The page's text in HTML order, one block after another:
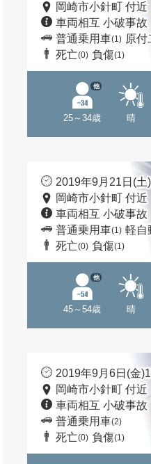
岡崎市小針町 付近
車両相互 小破事故
普通乗用車(1) 原付
死亡(0) 負傷(1)
25～34歳
他
晴
2019年9月21日(土
岡崎市小針町 付近
車両相互 小破事故
普通乗用車(1) 軽自
死亡(0) 負傷(1)
45～54歳
他
晴
2019年9月6日(金
岡崎市小針町 付近
車両相互 小破事故
普通乗用車(2)
死亡(0) 負傷(1)